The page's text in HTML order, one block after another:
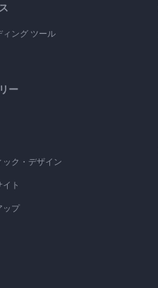
ィング ツール
ー
ック・デザイン
ト
ップ